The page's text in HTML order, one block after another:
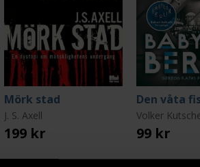
Mörk stad
J. S. Axell
199 kr
Volker
99 kr